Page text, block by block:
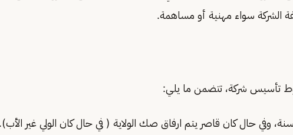
الشركة سواء مهنية أو مساهمة.
تأسيس شركة، تتضمن ما يلي: